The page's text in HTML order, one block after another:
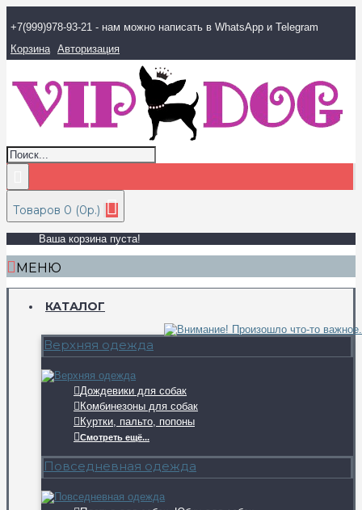
+7(999)978-93-21 - нам можно написать в WhatsApp и Telegram
Корзина Авторизация
Товаров 0 (0р.)
Ваша корзина пуста!
МЕНЮ
КАТАЛОГ
Верхняя одежда
Дождевики для собак
Комбинезоны для собак
Куртки, пальто, попоны
Смотреть ещё...
Повседневная одежда